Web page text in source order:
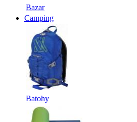
Bazar
Camping
Batohy